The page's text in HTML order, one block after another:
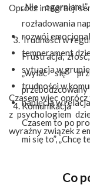
„Nie
rozładowania
Trudności w
Frustracja,
„wylać się”
przebodźcowany
Komunikacja
Czasem to po
mi się to”, „Chcę
Oprócz integracji
rozwój
temperament
sytuacja w
trudności w
napięcia w
Czasem więc
z psychologiem
wyraźny związek z
Co